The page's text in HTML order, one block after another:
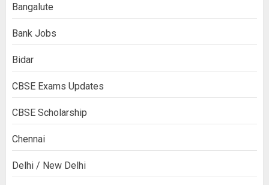
Bangalute
Bank Jobs
Bidar
CBSE Exams Updates
CBSE Scholarship
Chennai
Delhi / New Delhi